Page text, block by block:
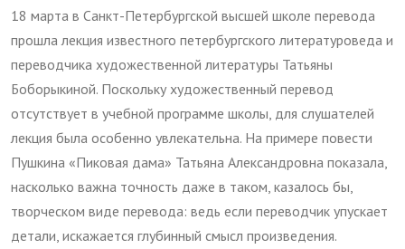
18 марта в Санкт-Петербургской высшей школе перевода
прошла лекция известного петербургского литературоведа и
переводчика художественной литературы Татьяны
Боборыкиной. Поскольку художественный перевод
отсутствует в учебной программе школы, для слушателей
лекция была особенно увлекательна. На примере повести
Пушкина «Пиковая дама» Татьяна Александровна показала,
насколько важна точность даже в таком, казалось бы,
творческом виде перевода: ведь если переводчик упускает
детали, искажается глубинный смысл произведения.